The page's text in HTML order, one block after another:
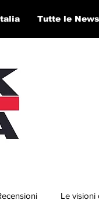
Tutte le News
Le visioni